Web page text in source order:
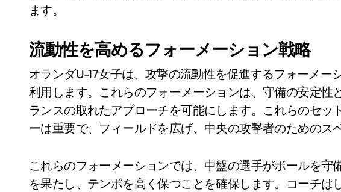
ます。
流動性を高めるフォーメーション戦略
オランダU-17女子は、攻撃の流動性を促進するフォーメー
利用します。これらのフォーメーションは、守備の安定性
ランスの取れたアプローチを可能にします。これらのセッ
ーは重要で、フィールドを広げ、中央の攻撃者のためのス
これらのフォーメーションでは、中盤の選手がボールを守
を果たし、テンポを高く保つことを確保します。コーチは